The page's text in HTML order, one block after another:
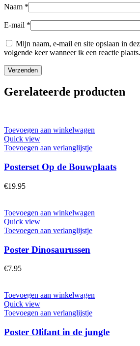
Naam *
E-mail *
Mijn naam, e-mail en site opslaan in
volgende keer wanneer ik een reactie plaats.
Gerelateerde producten
Toevoegen aan winkelwagen
Quick view
Toevoegen aan verlanglijstje
Posterset Op de Bouwplaats
€19.95
Toevoegen aan winkelwagen
Quick view
Toevoegen aan verlanglijstje
Poster Dinosaurussen
€7.95
Toevoegen aan winkelwagen
Quick view
Toevoegen aan verlanglijstje
Poster Olifant in de jungle